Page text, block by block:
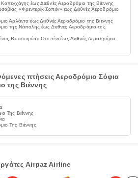
έως Διεθνές Αεροδρόμιο της Βιέννης
«Φρεντερίκ Σοπέν» έως Διεθνές Αεροδρόμιο
Αρλάντα έως Διεθνές Αεροδρόμιο της Βιέννης
της Νάπολης έως Διεθνές Αεροδρόμιο της
Βουκουρέστι Οτοπένι έως Διεθνές Αεροδρόμιο
πτήσεις Αεροδρόμιο Σόφια
της Βιέννης
Της Βιέννης
Της Βιέννης
Airpaz Airline